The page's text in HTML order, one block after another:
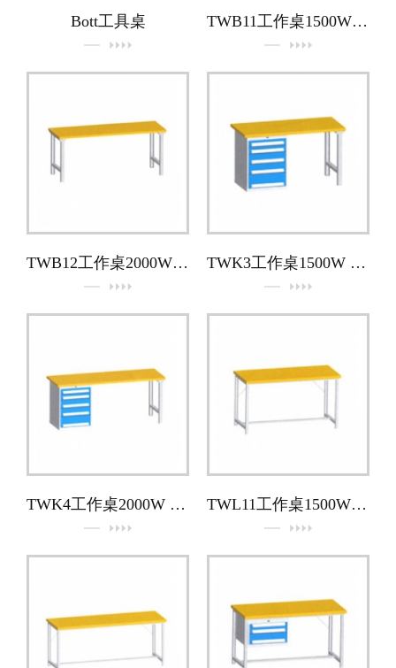
Bott工具桌 TWB11工作桌1500W × 700D × 860H
TWB12工作桌2000W × 700D × 860H TWK3工作桌1500W × 700D × 860H（配U1工具櫃）
TWK4工作桌2000W × 700D × 860H（配U1工具櫃） TWL11工作桌1500W × 700D × 860H